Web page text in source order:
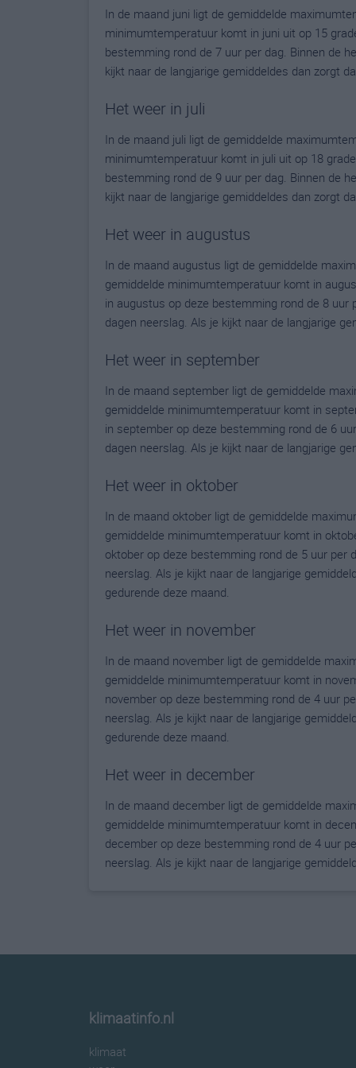
In de maand juni ligt de gemiddelde
minimumtemperatuur komt in juni uit op 15
bestemming rond de 7 uur per dag. Binnen de
kijkt naar de langjarige gemiddeldes dan zorgt
Het weer in juli
In de maand juli ligt de gemiddelde
minimumtemperatuur komt in juli uit op 18
bestemming rond de 9 uur per dag. Binnen de
kijkt naar de langjarige gemiddeldes dan zorgt
Het weer in augustus
In de maand augustus ligt de gemiddelde
gemiddelde minimumtemperatuur komt in
in augustus op deze bestemming rond de 8 uur
dagen neerslag. Als je kijkt naar de langjarige
Het weer in september
In de maand september ligt de gemiddelde
gemiddelde minimumtemperatuur komt in
in september op deze bestemming rond de 6
dagen neerslag. Als je kijkt naar de langjarige
Het weer in oktober
In de maand oktober ligt de gemiddelde
gemiddelde minimumtemperatuur komt in
oktober op deze bestemming rond de 5 uur per
neerslag. Als je kijkt naar de langjarige
gedurende deze maand.
Het weer in november
In de maand november ligt de gemiddelde
gemiddelde minimumtemperatuur komt in
november op deze bestemming rond de 4 uur
neerslag. Als je kijkt naar de langjarige
gedurende deze maand.
Het weer in december
In de maand december ligt de gemiddelde
gemiddelde minimumtemperatuur komt in
december op deze bestemming rond de 4 uur
neerslag. Als je kijkt naar de langjarige
klimaatinfo.nl
klimaat